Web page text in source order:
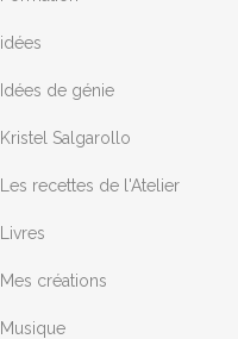
idées
Idées de génie
Kristel Salgarollo
Les recettes de l'Atelier
Livres
Mes créations
Musique